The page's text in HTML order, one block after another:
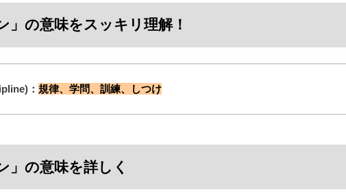
」の意味をスッキリ理解！
： 規律、学問、訓練、しつけ
」の意味を詳しく